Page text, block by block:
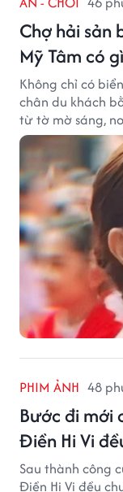
Chợ hải sản
Mỹ Tâm có
Không chỉ có
chân du khách
từ tờ mờ sáng,
thành phố biển.
PHIM ẢNH 48
Bước đi mới
Điền Hi Vi
Sau thành công
Điền Hi Vi đều